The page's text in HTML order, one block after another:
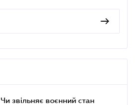
Чи звільняє воєнний стан